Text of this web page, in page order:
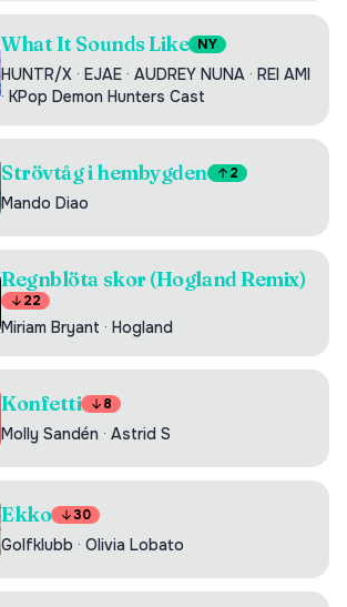
What It Sounds Like NY
HUNTR/X · EJAE · AUDREY NUNA · REI AMI
· KPop Demon Hunters Cast
Strövtåg i hembygden 2
Mando Diao
Regnblöta skor (Hogland Remix)
22
Miriam Bryant · Hogland
Konfetti 8
Molly Sandén · Astrid S
Ekko 30
Golfklubb · Olivia Lobato